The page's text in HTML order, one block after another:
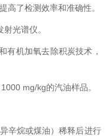
高了检测效率和准确性。
光谱仪。
机加氧去除积炭技术，
mg/kg的汽油样品。
辛烷或煤油）稀释后进行